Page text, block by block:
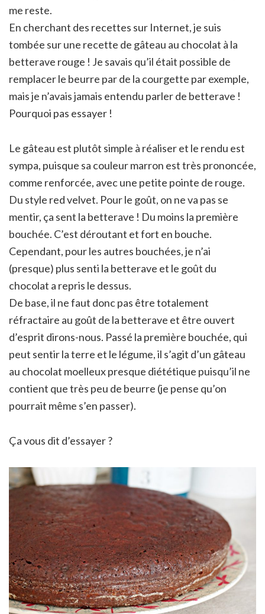
me reste.
En cherchant des recettes sur Internet, je suis
tombée sur une recette de gâteau au chocolat à la
betterave rouge ! Je savais qu’il était possible de
remplacer le beurre par de la courgette par exemple,
mais je n’avais jamais entendu parler de betterave !
Pourquoi pas essayer !
Le gâteau est plutôt simple à réaliser et le rendu est
sympa, puisque sa couleur marron est très prononcée,
comme renforcée, avec une petite pointe de rouge.
Du style red velvet. Pour le goût, on ne va pas se
mentir, ça sent la betterave ! Du moins la première
bouchée. C’est déroutant et fort en bouche.
Cependant, pour les autres bouchées, je n’ai
(presque) plus senti la betterave et le goût du
chocolat a repris le dessus.
De base, il ne faut donc pas être totalement
réfractaire au goût de la betterave et être ouvert
d’esprit dirons-nous. Passé la première bouchée, qui
peut sentir la terre et le légume, il s’agit d’un gâteau
au chocolat moelleux presque diététique puisqu’il ne
contient que très peu de beurre (je pense qu’on
pourrait même s’en passer).
Ça vous dit d’essayer ?